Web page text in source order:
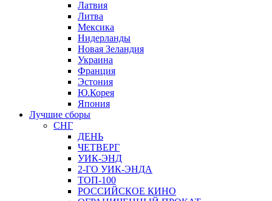
Латвия
Литва
Мексика
Нидерланды
Новая Зеландия
Украина
Франция
Эстония
Ю.Корея
Япония
Лучшие сборы
СНГ
ДЕНЬ
ЧЕТВЕРГ
УИК-ЭНД
2-ГО УИК-ЭНДА
ТОП-100
РОССИЙСКОЕ КИНО